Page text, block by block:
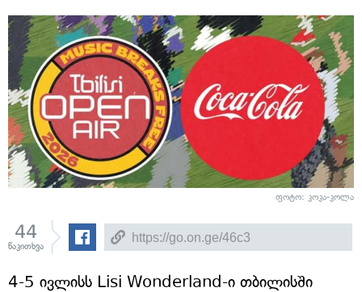
ფოტო: კოკა-კოლა
44
წაკითხვა
4-5 ივლისს Lisi Wonderland-ი თბილისში